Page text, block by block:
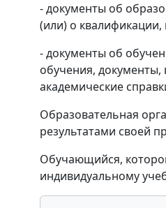
- документы об
(или) о квалификации,
- документы об
обучения,
академические
Образовательная
результатами своей
Обучающийся,
индивидуальному